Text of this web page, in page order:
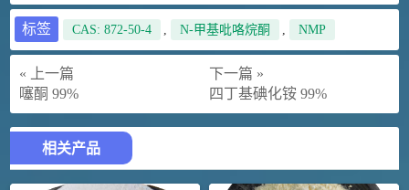
标签 CAS: 872-50-4 , N-甲基吡咯烷酮 , NMP
« 上一篇
噻酮 99%
下一篇 »
四丁基碘化铵 99%
相关产品